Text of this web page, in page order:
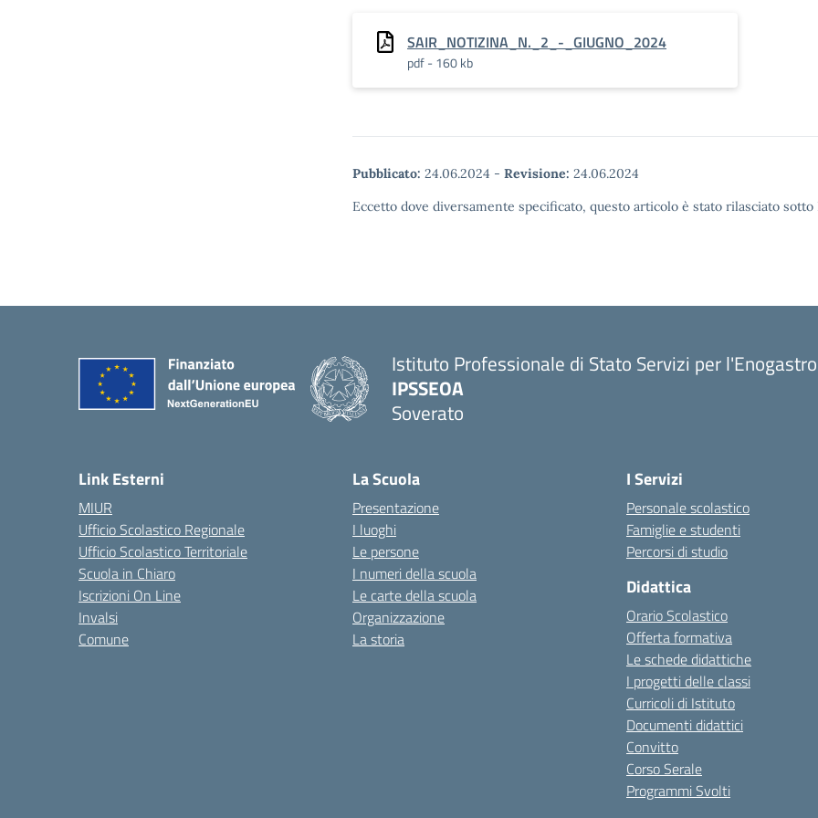
SAIR_NOTIZINA_N._2_-_GIUGNO_2024
pdf - 160 kb
Pubblicato: 24.06.2024 - Revisione: 24.06.2024
Eccetto dove diversamente specificato, questo articolo è stato rilasciato
Istituto Professionale di Stato Servizi per
IPSSEOA
Soverato
Link Esterni
MIUR
Ufficio Scolastico Regionale
Ufficio Scolastico Territoriale
Scuola in Chiaro
Iscrizioni On Line
Invalsi
Comune
La Scuola
Presentazione
I luoghi
Le persone
I numeri della scuola
Le carte della scuola
Organizzazione
La storia
I Servizi
Personale scolastico
Famiglie e studenti
Percorsi di studio
Didattica
Orario Scolastico
Offerta formativa
Le schede didattiche
I progetti delle classi
Curricoli di Istituto
Documenti didattici
Convitto
Corso Serale
Programmi Svolti